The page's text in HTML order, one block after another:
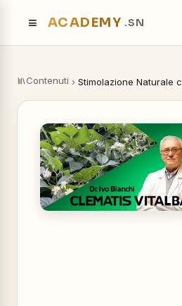
≡ ACADEMY .SN
Contenuti › Stimolazione Naturale